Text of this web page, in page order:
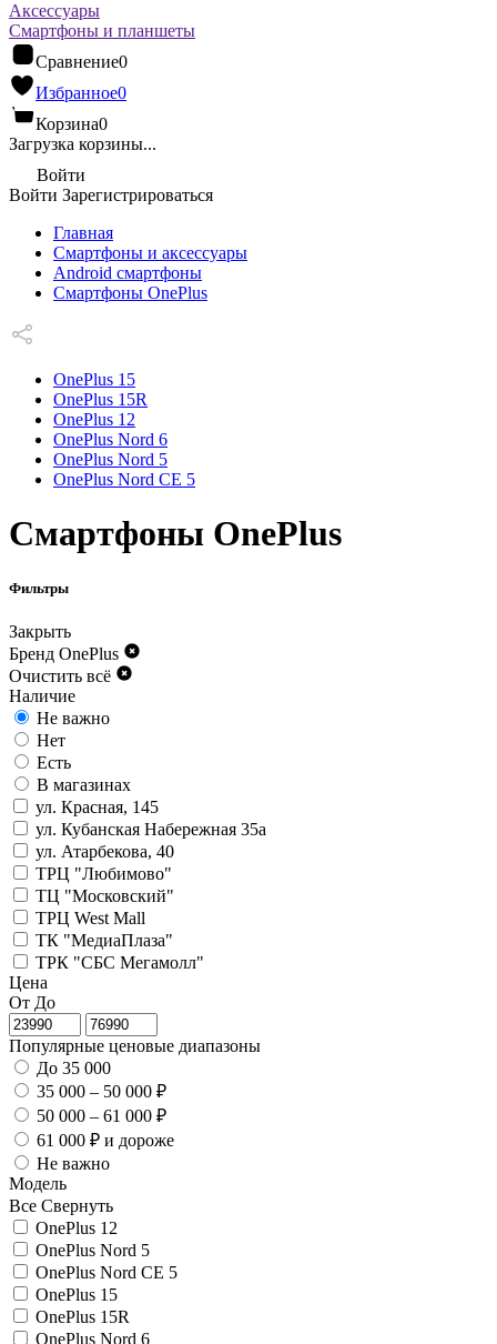
Аксессуары
Смартфоны и планшеты
Сравнение0
Избранное0
Корзина0
Загрузка корзины...
Войти
Войти Зарегистрироваться
Главная
Смартфоны и аксессуары
Android cмартфоны
Смартфоны OnePlus
OnePlus 15
OnePlus 15R
OnePlus 12
OnePlus Nord 6
OnePlus Nord 5
OnePlus Nord CE 5
Смартфоны OnePlus
Фильтры
Закрыть
Бренд OnePlus
Очистить всё
Наличие
Не важно
Нет
Есть
В магазинах
ул. Красная, 145
ул. Кубанская Набережная 35а
ул. Атарбекова, 40
ТРЦ "Любимово"
ТЦ "Московский"
ТРЦ West Mall
ТК "МедиаПлаза"
ТРК "СБС Мегамолл"
Цена
От До
Популярные ценовые диапазоны
До 35 000
35 000 – 50 000 ₽
50 000 – 61 000 ₽
61 000 ₽ и дороже
Не важно
Модель
Все Свернуть
OnePlus 12
OnePlus Nord 5
OnePlus Nord CE 5
OnePlus 15
OnePlus 15R
OnePlus Nord 6